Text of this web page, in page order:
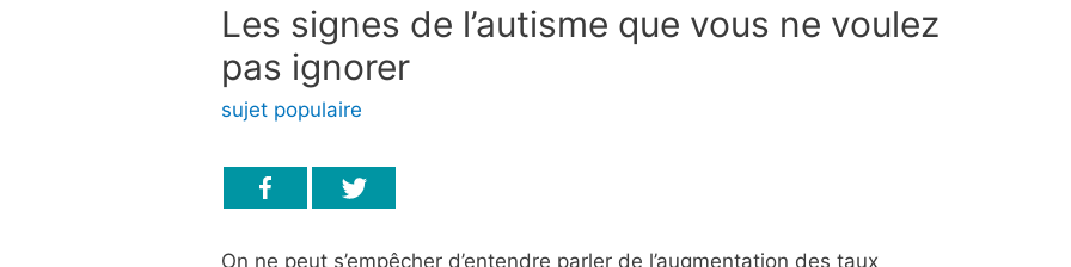
Les signes de l’autisme que vous ne voulez
pas ignorer
sujet populaire
On ne peut s’empêcher d’entendre parler de l’augmentation des taux